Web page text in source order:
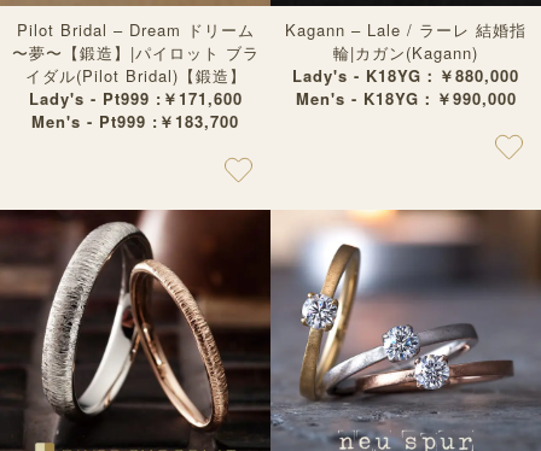
Pilot Bridal – Dream ドリーム
〜夢〜【鍛造】|パイロット ブラ
イダル(Pilot Bridal)【鍛造】
Lady's - Pt999 :￥171,600
Men's - Pt999 :￥183,700
Kagann – Lale / ラーレ 結婚指
輪|カガン(Kagann)
Lady's - K18YG：￥880,000
Men's - K18YG：￥990,000